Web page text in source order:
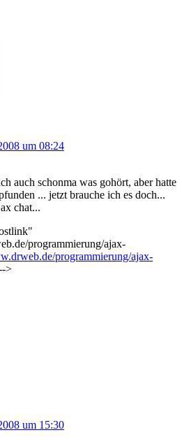
um 08:24
auch schonma was gohört, aber hatte
... jetzt brauche ich es doch...
chat...
programmierung/ajax-
programmierung/ajax-
>
um 15:30